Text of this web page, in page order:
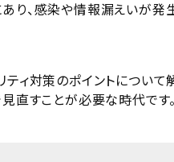
り、感染や情報漏えいが発
ィ対策のポイントについて
直すことが必要な時代です。